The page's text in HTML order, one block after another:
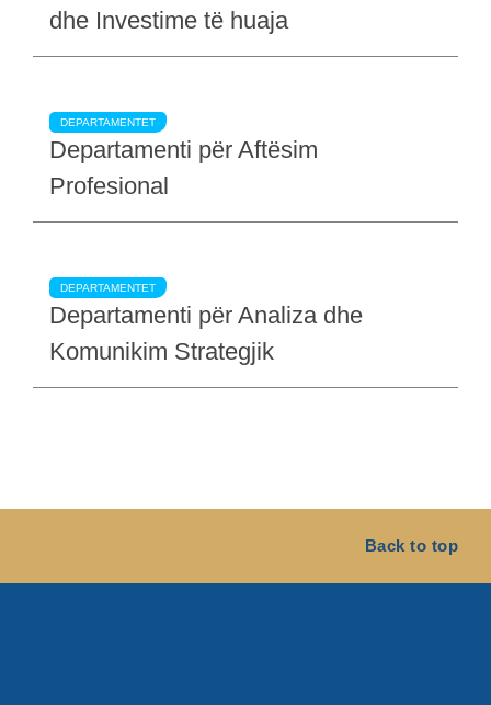
dhe Investime të huaja
DEPARTAMENTET
Departamenti për Aftësim
Profesional
DEPARTAMENTET
Departamenti për Analiza dhe
Komunikim Strategjik
Back to top